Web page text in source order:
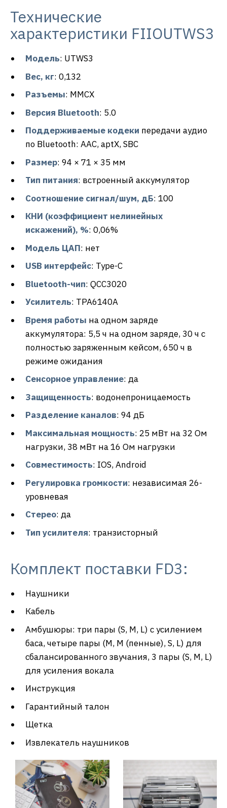
Технические
характеристики FIIOUTWS3
Модель: UTWS3
Вес, кг: 0,132
Разъемы: ММСХ
Версия Bluetooth: 5.0
Поддерживаемые кодеки передачи аудио
по Bluetooth: AAC, aptX, SBC
Размер: 94 × 71 × 35 мм
Тип питания: встроенный аккумулятор
Соотношение сигнал/шум, дБ: 100
КНИ (коэффициент нелинейных
искажений), %: 0,06%
Модель ЦАП: нет
USB интерфейс: Type-C
Bluetooth-чип: QCC3020
Усилитель: TPA6140A
Время работы на одном заряде
аккумулятора: 5,5 ч на одном заряде, 30 ч с
полностью заряженным кейсом, 650 ч в
режиме ожидания
Сенсорное управление: да
Защищенность: водонепроницаемость
Разделение каналов: 94 дБ
Максимальная мощность: 25 мВт на 32 Ом
нагрузки, 38 мВт на 16 Ом нагрузки
Совместимость: IOS, Android
Регулировка громкости: независимая 26-
уровневая
Стерео: да
Тип усилителя: транзисторный
Комплект поставки FD3:
Наушники
Кабель
Амбушюры: три пары (S, M, L) с усилением
баса, четыре пары (M, M (пенные), S, L) для
сбалансированного звучания, 3 пары (S, M, L)
для усиления вокала
Инструкция
Гарантийный талон
Щетка
Извлекатель наушников